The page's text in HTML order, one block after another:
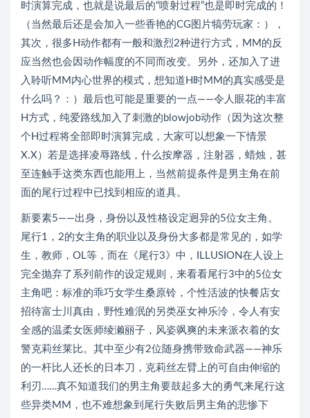
时演算完成，也就是说最后的“喷射过程”也是即时完成的！
（当然最后还是会加入一些香艳的CG图片犒劳玩家：），
其次，很多H动作都有一般和激烈2种进行方式，MM的反
应当然也会因动作幅度的不同而改变。另外，还加入了进
入聆听MM内心世界的模式，想知道H时MM的真实感受是
什么吗？：）最后也可能是重要的一点——令人眼花的丰富
H方式，纯爱路线加入了刺激的blowjob动作（因为这次整
个H过程将全部即时演算完成，大家可以想象一下情景
X.X）若是选择凌辱路线，什么按摩器，注射器，蜡烛，甚
至连触手这类东西也能用上，当然前提条件是男主角在前
面的尾行过程中已找到相应的道具。
新要素5——出身，身份以及性格设定迥异的5位女主角。
尾行1，2的女主角的职业以及身份大多都是常见的，如学
生，教师，OL等，而在《尾行3》中，ILLUSION在人设上
完全抛弃了系列前作的设定规则，来看看尾行3中的5位女
主角吧：标准的乖巧女学生桑原铃，个性活波的快餐店女
招待富士川真由，野性难泯的另类巫女神乐泠，令人有安
全感的温柔女医师绫濑丽子，风姿飒爽的未来派衣着的女
警克莉丝莱比。其中至少有2位随身携带致命武器——神乐
的一杆比人还长的日本刀，克莉丝左臂上的可自由伸缩的
利刃……真不知道我们的男主角要鼓起多大的勇气来尾行这
些异类MM，也不难想象到尾行失败后男主角的悲惨下